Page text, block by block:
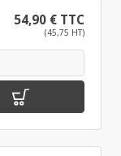
54,90 € TTC
(45,75 HT)